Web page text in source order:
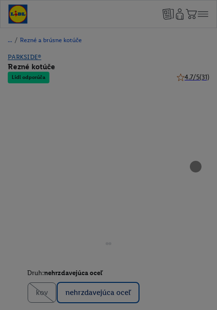
/ Rezné a brúsne kotúče
PARKSIDE®
Rezné kotúče
Lidl odporúča 4.7/5(31)
Druh:nehrzdavejúca oceľ
kov nehrzdavejúca oceľ